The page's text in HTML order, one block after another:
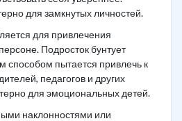
для замкнутых личностей.
для привлечения
Подросток бунтует
способом пытается привлечь к
педагогов и других
для эмоциональных детей.
наклонностями или